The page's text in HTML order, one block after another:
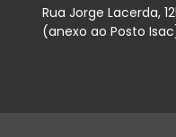
Rua Jorge Lacerda,
(anexo ao Posto